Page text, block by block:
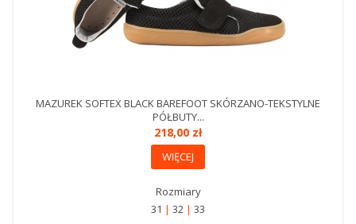
MAZUREK SOFTEX BLACK BAREFOOT SKÓRZANO-TEKSTYLNE
PÓŁBUTY...
218,00 zł
WIĘCEJ
Rozmiary
31
32 33